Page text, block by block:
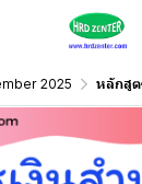
2025 หลักสูตร การเงินสำ